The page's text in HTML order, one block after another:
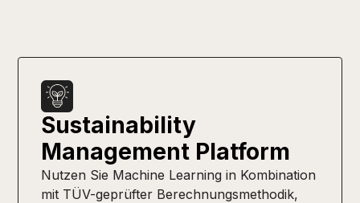
Sustainability
Management Platform
Nutzen Sie Machine Learning in Kombination
mit TÜV-geprüfter Berechnungsmethodik,